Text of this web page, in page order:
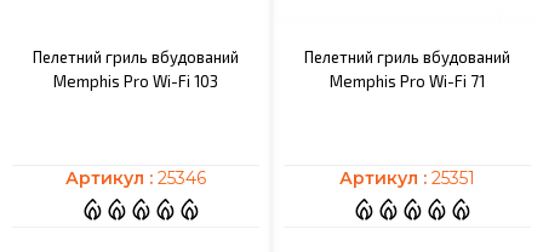
Пелетний гриль вбудований
Memphis Pro Wi-Fi 103
Артикул : 25346
Пелетний гриль вбудований
Memphis Pro Wi-Fi 71
Артикул : 25351